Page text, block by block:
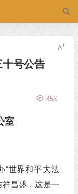
号公告
453
室
“世界和平大法
昌盛，这是一